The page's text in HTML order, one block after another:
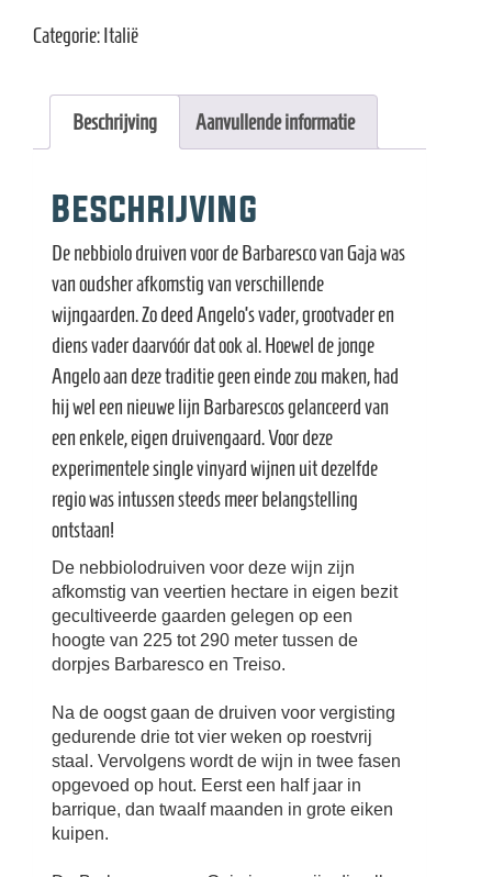
aantal
Categorie:Italië
Beschrijving Aanvullende informatie
Beschrijving
De nebbiolo druiven voor de Barbaresco van Gaja was
van oudsher afkomstig van verschillende
wijngaarden. Zo deed Angelo’s vader, grootvader en
diens vader daarvóór dat ook al. Hoewel de jonge
Angelo aan deze traditie geen einde zou maken, had
hij wel een nieuwe lijn Barbarescos gelanceerd van
een enkele, eigen druivengaard. Voor deze
experimentele single vinyard wijnen uit dezelfde
regio was intussen steeds meer belangstelling
ontstaan!
De nebbiolodruiven voor deze wijn zijn
afkomstig van veertien hectare in eigen bezit
gecultiveerde gaarden gelegen op een
hoogte van 225 tot 290 meter tussen de
dorpjes Barbaresco en Treiso.
Na de oogst gaan de druiven voor vergisting
gedurende drie tot vier weken op roestvrij
staal. Vervolgens wordt de wijn in twee fasen
opgevoed op hout. Eerst een half jaar in
barrique, dan twaalf maanden in grote eiken
kuipen.